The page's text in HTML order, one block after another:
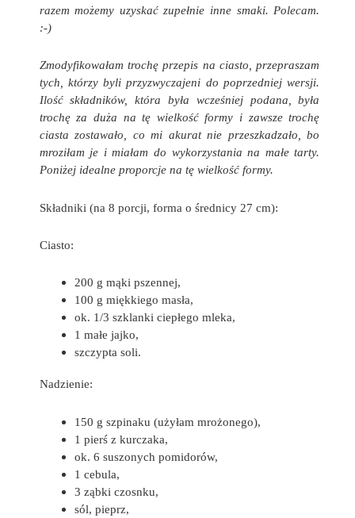
razem możemy uzyskać zupełnie inne smaki. Polecam.
:-)
Zmodyfikowałam trochę przepis na ciasto, przepraszam
tych, którzy byli przyzwyczajeni do poprzedniej wersji.
Ilość składników, która była wcześniej podana, była
trochę za duża na tę wielkość formy i zawsze trochę
ciasta zostawało, co mi akurat nie przeszkadzało, bo
mroziłam je i miałam do wykorzystania na małe tarty.
Poniżej idealne proporcje na tę wielkość formy.
Składniki (na 8 porcji, forma o średnicy 27 cm):
Ciasto:
200 g mąki pszennej,
100 g miękkiego masła,
ok. 1/3 szklanki ciepłego mleka,
1 małe jajko,
szczypta soli.
Nadzienie:
150 g szpinaku (użyłam mrożonego),
1 pierś z kurczaka,
ok. 6 suszonych pomidorów,
1 cebula,
3 ząbki czosnku,
sól, pieprz,